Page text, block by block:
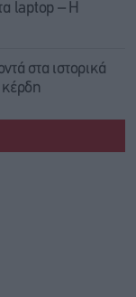
laptop – Η
στα ιστορικά